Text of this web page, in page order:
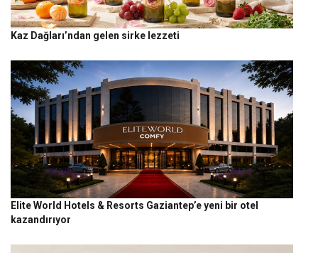
Kaz Dağları’ndan gelen sirke lezzeti
Elite World Hotels & Resorts Gaziantep’e yeni bir otel
kazandırıyor